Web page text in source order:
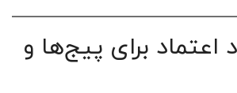
اعتماد برای پیج‌ها و